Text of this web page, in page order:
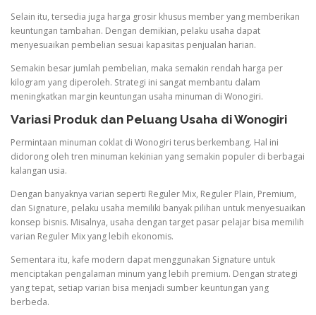
Selain itu, tersedia juga harga grosir khusus member yang memberikan
keuntungan tambahan. Dengan demikian, pelaku usaha dapat
menyesuaikan pembelian sesuai kapasitas penjualan harian.
Semakin besar jumlah pembelian, maka semakin rendah harga per
kilogram yang diperoleh. Strategi ini sangat membantu dalam
meningkatkan margin keuntungan usaha minuman di Wonogiri.
Variasi Produk dan Peluang Usaha di Wonogiri
Permintaan minuman coklat di Wonogiri terus berkembang. Hal ini
didorong oleh tren minuman kekinian yang semakin populer di berbagai
kalangan usia.
Dengan banyaknya varian seperti Reguler Mix, Reguler Plain, Premium,
dan Signature, pelaku usaha memiliki banyak pilihan untuk menyesuaikan
konsep bisnis. Misalnya, usaha dengan target pasar pelajar bisa memilih
varian Reguler Mix yang lebih ekonomis.
Sementara itu, kafe modern dapat menggunakan Signature untuk
menciptakan pengalaman minum yang lebih premium. Dengan strategi
yang tepat, setiap varian bisa menjadi sumber keuntungan yang
berbeda.